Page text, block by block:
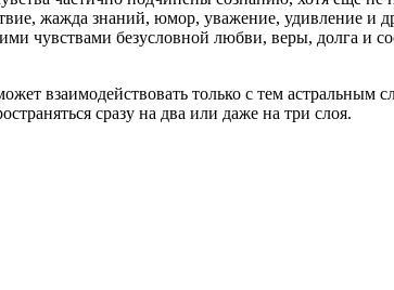
жажда знаний, юмор, уважение, удивление и
чувствами безусловной любви, веры, долга и
взаимодействовать только с тем астральным
сразу на два или даже на три слоя.